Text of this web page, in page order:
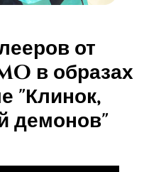
от
в образах
"Клинок,
демонов"